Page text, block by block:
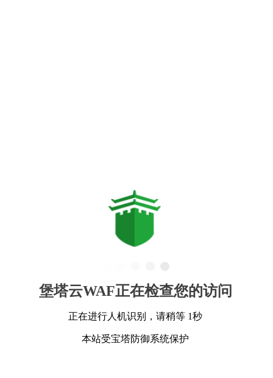
堡塔云WAF正在检查您的访问
正在进行人机识别，请稍等 1秒
本站受宝塔防御系统保护